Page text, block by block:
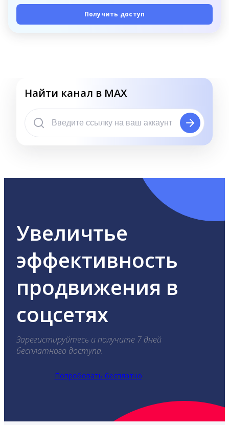
Получить доступ
Найти канал в MAX
Увеличтье
эффективность
продвижения в
соцсетях
Зарегистируйтесь и получите 7 дней
бесплатного доступа.
Попробовать бесплатно